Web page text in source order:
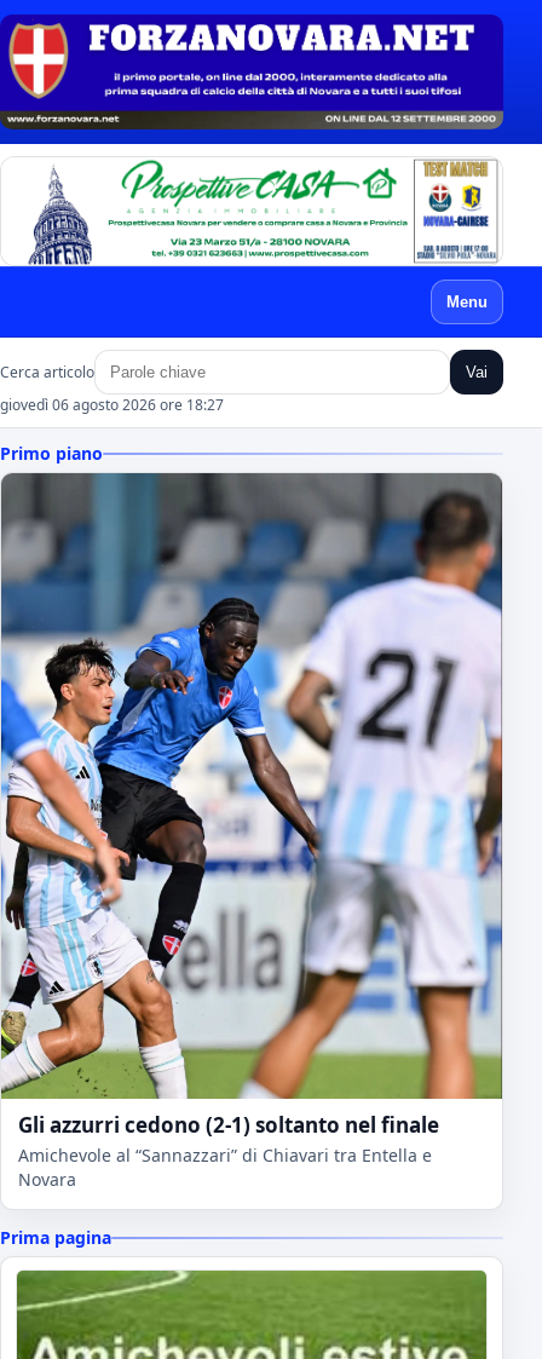
Menu
Cerca articolo Vai
giovedì 06 agosto 2026 ore 18:27
Primo piano
Gli azzurri cedono (2-1) soltanto nel finale
Amichevole al “Sannazzari” di Chiavari tra Entella e
Novara
Prima pagina